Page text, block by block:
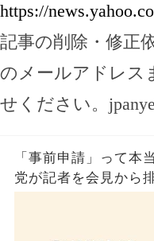
https://
記事の削除・修正
のメールアドレス
せください。
「事前申請」って本
党が記者を会見から